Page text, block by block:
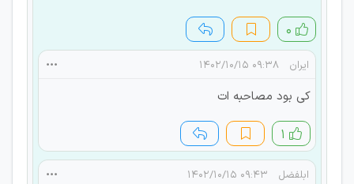
۰
ایران ۰۹:۳۸ ۱۴۰۲/۱۰/۱۵
کی بود مصاحبه ات
۱
ابلفضل ۰۹:۴۳ ۱۴۰۲/۱۰/۱۵